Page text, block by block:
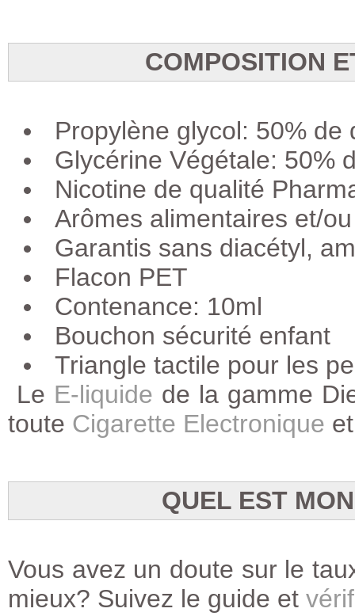
COMPOSITION
Propylène glycol: 50%
Glycérine Végétale: 50%
Nicotine de qualité
Arômes alimentaires et/
Garantis sans diacétyl,
Flacon PET
Contenance: 10ml
Bouchon sécurité enfant
Triangle tactile pour les
Le E-liquide de la gamme
toute Cigarette Electronique
QUEL EST
Vous avez un doute sur le
mieux? Suivez le guide et